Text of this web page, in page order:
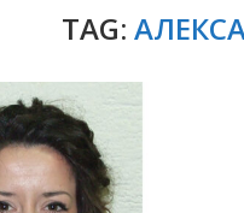
TAG: